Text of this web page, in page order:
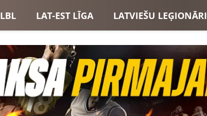
LBL LAT-EST LĪGA LATVIEŠU LEĢIONĀRI
LATVIJAS IZLASE